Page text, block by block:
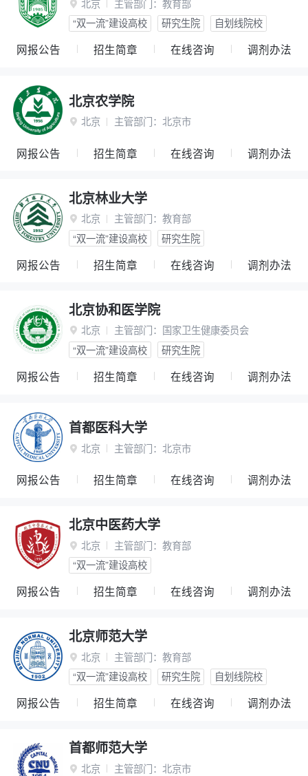
 北京 主管部门： 教育部
“双一流”建设高校
研究生院 自划线院校
网报公告 招生简章 在线咨询 调剂办法
北京农学院
 北京 主管部门： 北京市
网报公告 招生简章 在线咨询 调剂办法
北京林业大学
 北京 主管部门： 教育部
“双一流”建设高校
研究生院
网报公告 招生简章 在线咨询 调剂办法
北京协和医学院
 北京 主管部门： 国家卫生健康委员会
“双一流”建设高校
研究生院
网报公告 招生简章 在线咨询 调剂办法
首都医科大学
 北京 主管部门： 北京市
网报公告 招生简章 在线咨询 调剂办法
北京中医药大学
 北京 主管部门： 教育部
“双一流”建设高校
网报公告 招生简章 在线咨询 调剂办法
北京师范大学
 北京 主管部门： 教育部
“双一流”建设高校
研究生院 自划线院校
网报公告 招生简章 在线咨询 调剂办法
首都师范大学
 北京 主管部门： 北京市